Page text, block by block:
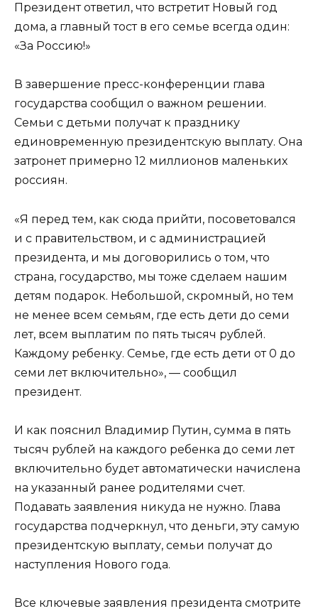
Президент ответил, что встретит Новый год
дома, а главный тост в его семье всегда один:
«За Россию!»
В завершение пресс-конференции глава
государства сообщил о важном решении.
Семьи с детьми получат к празднику
единовременную президентскую выплату. Она
затронет примерно 12 миллионов маленьких
россиян.
«Я перед тем, как сюда прийти, посоветовался
и с правительством, и с администрацией
президента, и мы договорились о том, что
страна, государство, мы тоже сделаем нашим
детям подарок. Небольшой, скромный, но тем
не менее всем семьям, где есть дети до семи
лет, всем выплатим по пять тысяч рублей.
Каждому ребенку. Семье, где есть дети от 0 до
семи лет включительно», — сообщил
президент.
И как пояснил Владимир Путин, сумма в пять
тысяч рублей на каждого ребенка до семи лет
включительно будет автоматически начислена
на указанный ранее родителями счет.
Подавать заявления никуда не нужно. Глава
государства подчеркнул, что деньги, эту самую
президентскую выплату, семьи получат до
наступления Нового года.
Все ключевые заявления президента смотрите